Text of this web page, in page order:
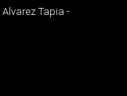
Tapia -